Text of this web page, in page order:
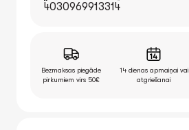
4030969913314
Bezmaksas piegāde
pirkumiem virs 50€
14 dienas apmaiņai vai
atgriešanai